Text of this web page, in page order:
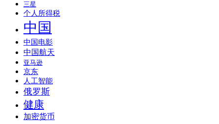
三星
个人所得税
中国
中国电影
中国航天
亚马逊
京东
人工智能
俄罗斯
健康
加密货币